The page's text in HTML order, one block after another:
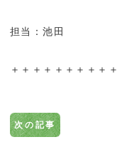
担当：池田
＋＋＋＋＋＋＋＋＋＋
次の記事